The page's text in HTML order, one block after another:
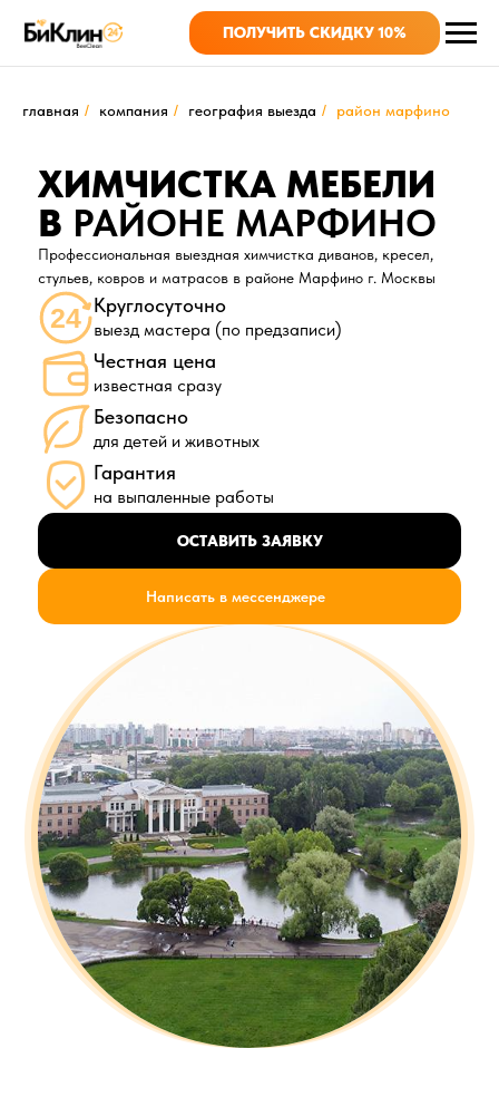
ПОЛУЧИТЬ СКИДКУ 10%
главная / компания / география выезда / район марфино
ХИМЧИСТКА МЕБЕЛИ
В РАЙОНЕ МАРФИНО
Профессиональная выездная химчистка диванов, кресел,
стульев, ковров и матрасов в районе Марфино г. Москвы
Круглосуточно
выезд мастера (по предзаписи)
Честная цена
известная сразу
Безопасно
для детей и животных
Гарантия
на выпаленные работы
ОСТАВИТЬ ЗАЯВКУ
Написать в мессенджере